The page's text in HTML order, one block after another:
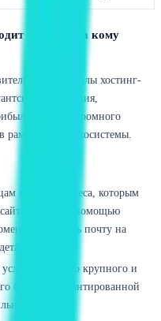
GoDaddy, а кому
старой школы хостинг-
корпорация,
за счет огромного
своей экосистемы.
малого бизнеса, которым
визитку с помощью
и настроить почту на
у одного крупного и
бренда с гарантированной